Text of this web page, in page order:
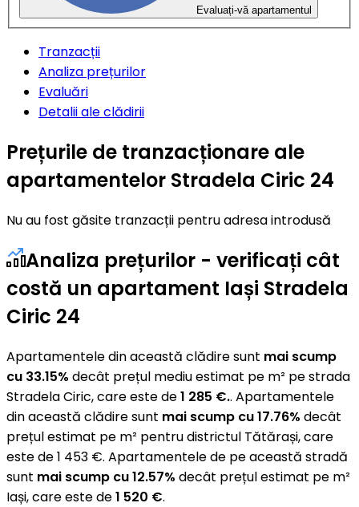
Evaluați-vă apartamentul
Tranzacții
Analiza prețurilor
Evaluări
Detalii ale clădirii
Prețurile de tranzacționare ale
apartamentelor Stradela Ciric 24
Nu au fost găsite tranzacții pentru adresa introdusă
Analiza prețurilor - verificați cât
costă un apartament Iași Stradela
Ciric 24
Apartamentele din această clădire sunt mai scump
cu 33.15% decât prețul mediu estimat pe m² pe strada
Stradela Ciric, care este de1 285 €.. Apartamentele
din această clădire sunt mai scump cu 17.76% decât
prețul estimat pe m² pentru districtul Tătărași, care
este de 1 453 €. Apartamentele de pe această stradă
sunt mai scump cu 12.57% decât prețul estimat pe m²
Iași, care este de1 520 €.